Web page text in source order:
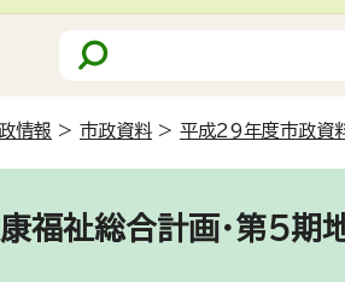
情報 > 市政資料 > 平成29年度市政資
福祉総合計画・第5期